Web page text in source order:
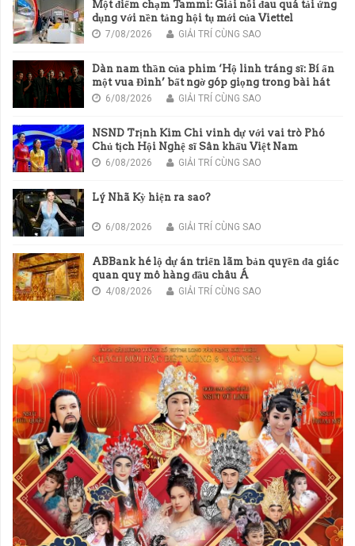
Một điểm chạm Tammi: Giải nỗi đau quá tải ứng
dụng với nền tảng hội tụ mới của Viettel
7/08/2026 GIẢI TRÍ CÙNG SAO
Dàn nam thần của phim ‘Hộ linh tráng sĩ: Bí ẩn
một vua Đinh’ bất ngờ góp giọng trong bài hát
chủ đề của phim
6/08/2026 GIẢI TRÍ CÙNG SAO
NSND Trịnh Kim Chi vinh dự với vai trò Phó
Chủ tịch Hội Nghệ sĩ Sân khấu Việt Nam
6/08/2026 GIẢI TRÍ CÙNG SAO
Lý Nhã Kỳ hiện ra sao?
6/08/2026 GIẢI TRÍ CÙNG SAO
ABBank hé lộ dự án triển lãm bản quyền đa giác
quan quy mô hàng đầu châu Á
4/08/2026 GIẢI TRÍ CÙNG SAO